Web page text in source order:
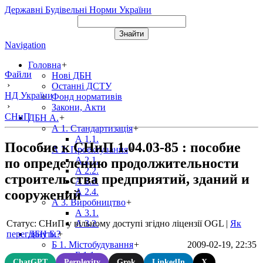
Державні Будівельні Норми України
Navigation
Головна+
Нові ДБН
Останні ДСТУ
Фонд нормативів
Закони, Акти
ДБН А.+
А 1. Стандартизація+
А 1.1.
А 2. Проектування+
А 2.1.
А 2.2.
А 2.3.
А 2.4.
А 3. Виробництво+
А 3.1.
А 3.2.
ДБН Б.+
Б 1. Містобудування+
Б 1.1.
Файли
›
НД України
›
СНиП
Пособие к СНиП 1.04.03-85 : пособие
по определению продолжительности
строительства предприятий, зданий и
сооружений
Статус: СНиП у вільному доступі згідно ліцензії OGL | Як
переглянути?
2009-02-19, 22:35